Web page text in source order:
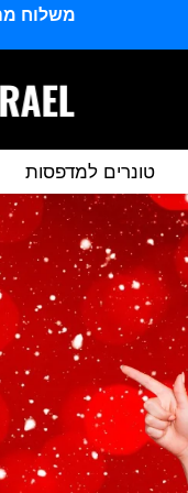
משלוח
טונרים למדפסות